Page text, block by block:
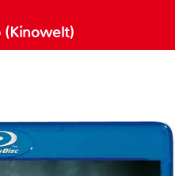
(Kinowelt)